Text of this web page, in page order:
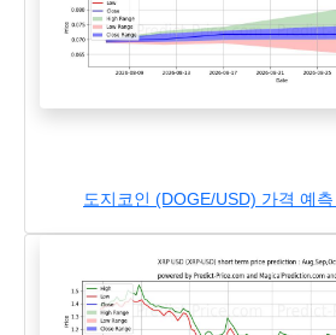
도지코인 (DOGE/USD) 가격 예